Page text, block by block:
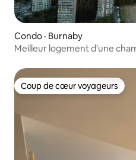
Condo · Burnaby
Meilleur logement d'une
Coup de cœur voyageurs
Coup de cœur voyageurs